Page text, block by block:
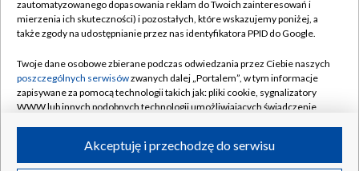
Naziemna Telewizja Cyfrowa
Rada Programowa
System NOS
Informacje o nadawcy
Program dla prasy
Pomoc
Kontakt
Kanały
zautomatyzowanego dopasowania reklam do Twoich zainteresowań i
mierzenia ich skuteczności) i pozostałych, które wskazujemy poniżej, a
także zgody na udostępnianie przez nas identyfikatora PPID do Google.
Twoje dane osobowe zbierane podczas odwiedzania przez Ciebie naszych
poszczególnych serwisówzwanych dalej „Portalem”, w tym informacje
zapisywane za pomocą technologii takich jak: pliki cookie, sygnalizatory
WWW lub innych podobnych technologii umożliwiających świadczenie
ruchu w Internecie.Akceptuję i przechodzę do serwisu